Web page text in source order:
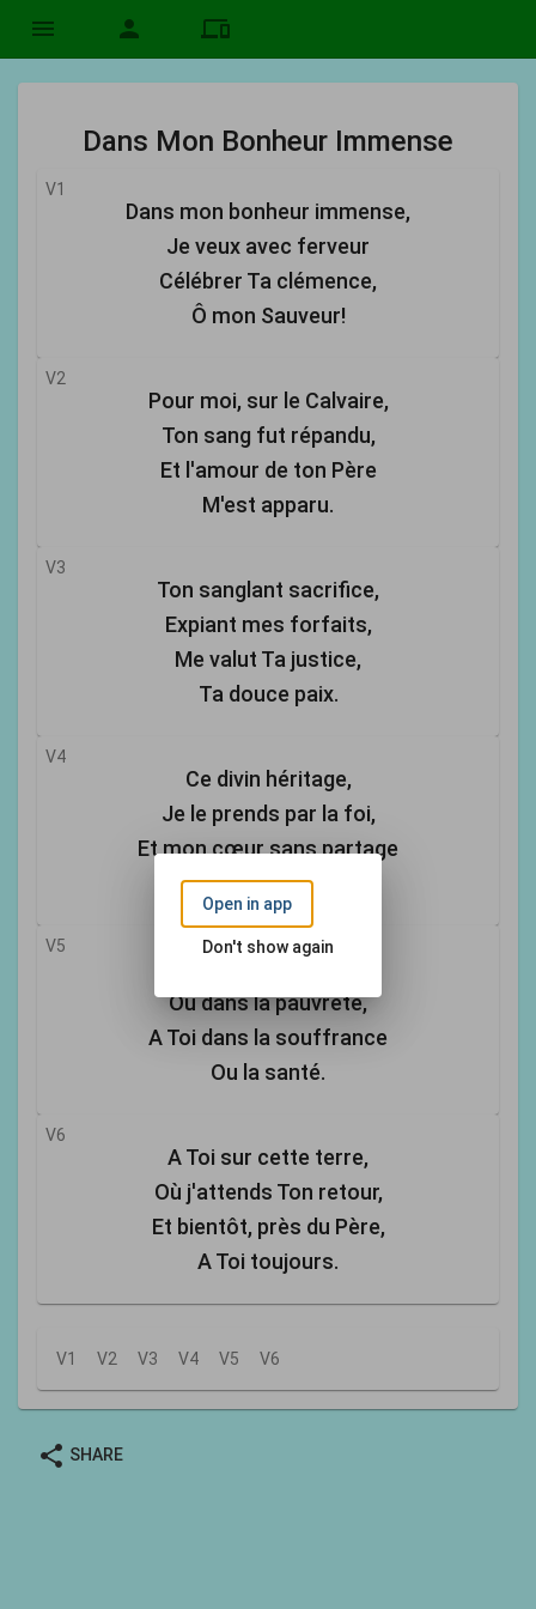
menu person devices
Dans Mon Bonheur Immense
V1
Dans mon bonheur immense,
Je veux avec ferveur
Célébrer Ta clémence,
Ô mon Sauveur!
V2
Pour moi, sur le Calvaire,
Ton sang fut répandu,
Et l'amour de ton Père
M'est apparu.
V3
Ton sanglant sacrifice,
Expiant mes forfaits,
Me valut Ta justice,
Ta douce paix.
V4
Ce divin héritage,
Je le prends par la foi,
Et mon cœur sans partage
Se donne à Toi.
V5
Ou dans la pauvreté,
A Toi dans la souffrance
Ou la santé.
V6
A Toi sur cette terre,
Où j'attends Ton retour,
Et bientôt, près du Père,
A Toi toujours.
V1 V2 V3 V4 V5 V6
share SHARE
Open in app
Don't show again